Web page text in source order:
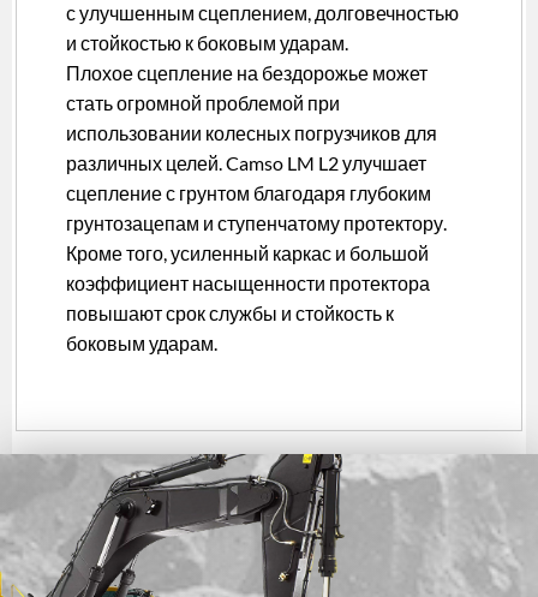
с улучшенным сцеплением, долговечностью
и стойкостью к боковым ударам.
Плохое сцепление на бездорожье может
стать огромной проблемой при
использовании колесных погрузчиков для
различных целей. Camso LM L2 улучшает
сцепление с грунтом благодаря глубоким
грунтозацепам и ступенчатому протектору.
Кроме того, усиленный каркас и большой
коэффициент насыщенности протектора
повышают срок службы и стойкость к
боковым ударам.